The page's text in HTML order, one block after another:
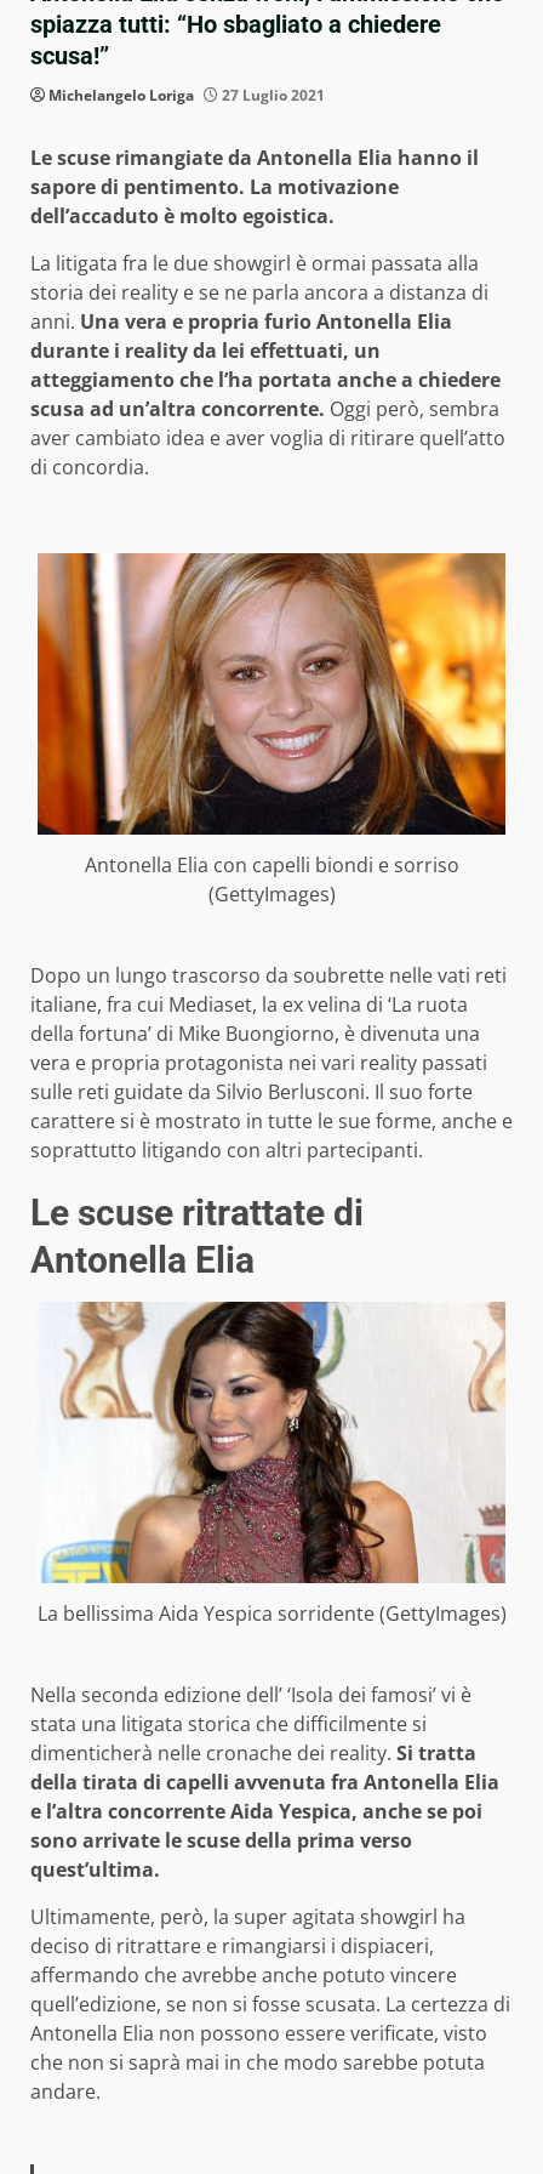
spiazza tutti: “Ho sbagliato a chiedere
scusa!”
Michelangelo Loriga 27 Luglio 2021
Le scuse rimangiate da Antonella Elia hanno il
sapore di pentimento. La motivazione
dell’accaduto è molto egoistica.
La litigata fra le due showgirl è ormai passata alla
storia dei reality e se ne parla ancora a distanza di
anni. Una vera e propria furio Antonella Elia
durante i reality da lei effettuati, un
atteggiamento che l’ha portata anche a chiedere
scusa ad un’altra concorrente. Oggi però, sembra
aver cambiato idea e aver voglia di ritirare quell’atto
di concordia.
Antonella Elia con capelli biondi e sorriso
(GettyImages)
Dopo un lungo trascorso da soubrette nelle vati reti
italiane, fra cui Mediaset, la ex velina di ‘La ruota
della fortuna’ di Mike Buongiorno, è divenuta una
vera e propria protagonista nei vari reality passati
sulle reti guidate da Silvio Berlusconi. Il suo forte
carattere si è mostrato in tutte le sue forme, anche e
soprattutto litigando con altri partecipanti.
Le scuse ritrattate di
Antonella Elia
La bellissima Aida Yespica sorridente (GettyImages)
Nella seconda edizione dell’ ‘Isola dei famosi’ vi è
stata una litigata storica che difficilmente si
dimenticherà nelle cronache dei reality. Si tratta
della tirata di capelli avvenuta fra Antonella Elia
e l’altra concorrente Aida Yespica, anche se poi
sono arrivate le scuse della prima verso
quest’ultima.
Ultimamente, però, la super agitata showgirl ha
deciso di ritrattare e rimangiarsi i dispiaceri,
affermando che avrebbe anche potuto vincere
quell’edizione, se non si fosse scusata. La certezza di
Antonella Elia non possono essere verificate, visto
che non si saprà mai in che modo sarebbe potuta
andare.